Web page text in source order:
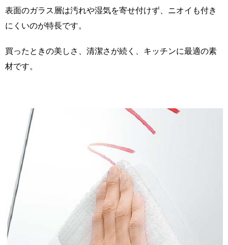
表面のガラス層は汚れや湿気を寄せ付けず、ニオイも付き
にくいのが特長です。
買ったときの美しさ、清潔さが続く、キッチンに最適の素
材です。